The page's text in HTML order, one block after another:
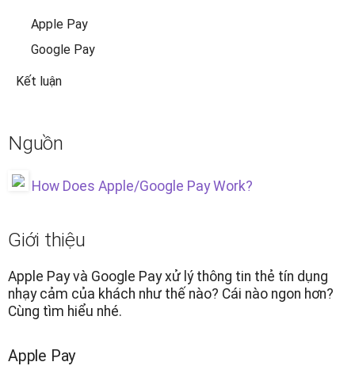
Apple Pay
Google Pay
Kết luận
Nguồn
How Does Apple/Google Pay Work?
Giới thiệu
Apple Pay và Google Pay xử lý thông tin thẻ tín dụng
nhạy cảm của khách như thế nào? Cái nào ngon hơn?
Cùng tìm hiểu nhé.
Apple Pay